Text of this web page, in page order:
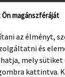
magánszféráját
az élményt,
és
mely sütiket
kattintva.